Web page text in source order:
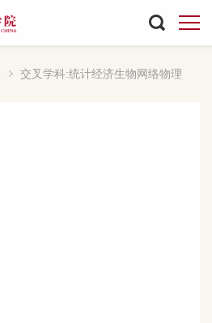
交叉学科:统计经济生物网络物理